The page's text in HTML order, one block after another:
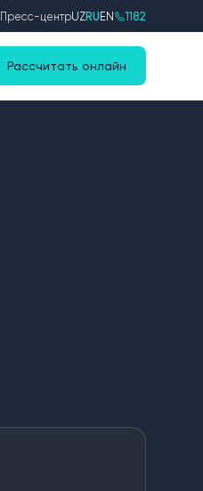
Пресс-центрUZRUEN 1182
Рассчитать онлайн